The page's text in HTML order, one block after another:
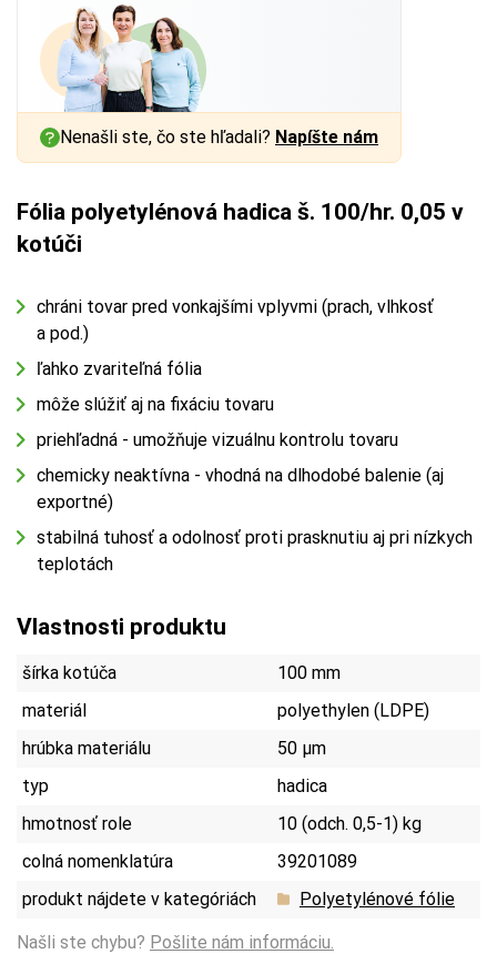
Nenašli ste, čo ste hľadali? Napíšte nám
Fólia polyetylénová hadica š. 100/hr. 0,05 v
kotúči
chráni tovar pred vonkajšími vplyvmi (prach, vlhkosť
a pod.)
ľahko zvariteľná fólia
môže slúžiť aj na fixáciu tovaru
priehľadná - umožňuje vizuálnu kontrolu tovaru
chemicky neaktívna - vhodná na dlhodobé balenie (aj
exportné)
stabilná tuhosť a odolnosť proti prasknutiu aj pri nízkych
teplotách
Vlastnosti produktu
šírka kotúča
100 mm
materiál
polyethylen (LDPE)
hrúbka materiálu
50 µm
typ
hadica
hmotnosť role
10 (odch. 0,5-1) kg
colná nomenklatúra
39201089
produkt nájdete v kategóriách
Polyetylénové fólie
Našli ste chybu? Pošlite nám informáciu.